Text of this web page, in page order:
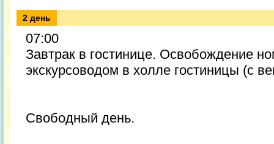
2 день
07:00
Завтрак в гостинице. Освобождение
экскурсоводом в холле гостиницы (с
Свободный день.